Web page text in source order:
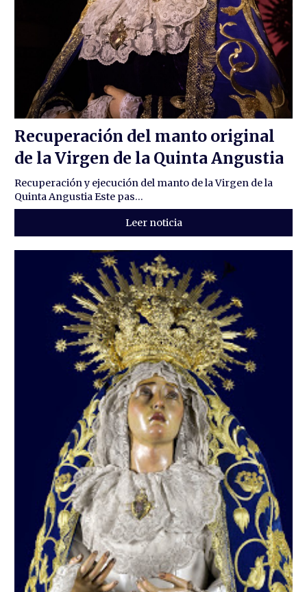
Recuperación del manto original
de la Virgen de la Quinta Angustia
Recuperación y ejecución del manto de la Virgen de la
Quinta Angustia Este pas...
Leer noticia